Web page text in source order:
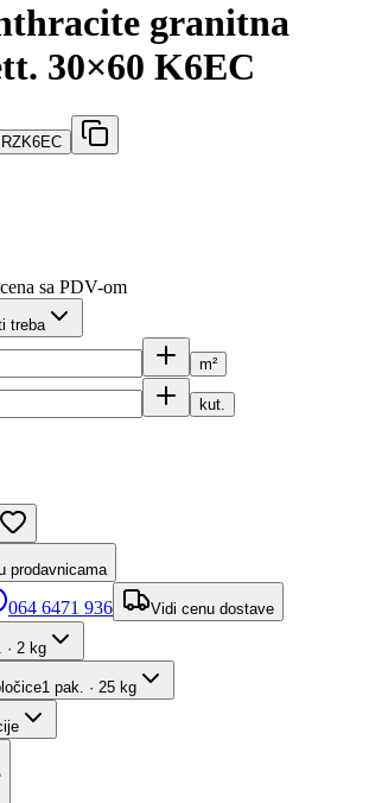
granitna
30×60 K6EC
cena sa PDV-om
treba
m²
kut.
prodavnicama
064 6471 936 Vidi cenu dostave
· 2 kg
1 pak. · 25 kg